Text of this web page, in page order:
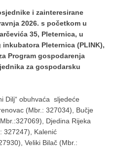
i zainteresirane
2026. s početkom u
35, Pleternica, u
Pleternica (PLINK),
Program gospodarenja
za gospodarsku
Dilj“ obuhvaća sljedeće
(Mbr.: 327034), Bučje
Djedina Rijeka
327247), Kalenić
Veliki Bilač (Mbr.: